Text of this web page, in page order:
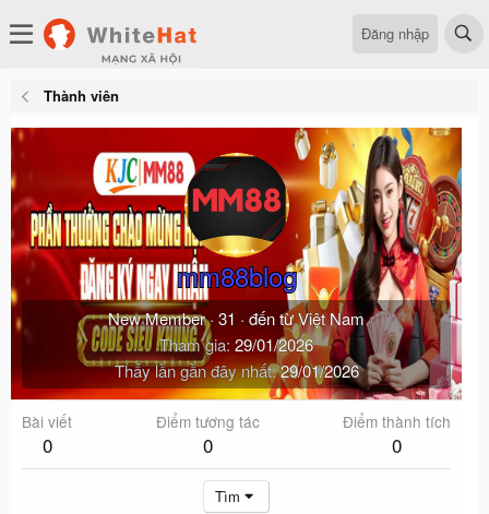
Đăng nhập
Thành viên
mm88blog
New Member· 31 · đến từViệt Nam
Tham gia 29/01/2026
Thấy lần gần đây nhất 29/01/2026
Bài viết
0
Điểm tương tác
0
Điểm thành tích
0
Tìm